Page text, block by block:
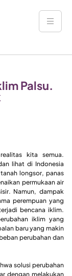
Palsu.
kita semua.
lihat di Indonesia
longsor, panas
permukaan air
Namun, dampak
perempuan yang
bencana iklim.
iklim yang
baru yang makin
perubahan dan
solusi perubahan
dengan melakukan